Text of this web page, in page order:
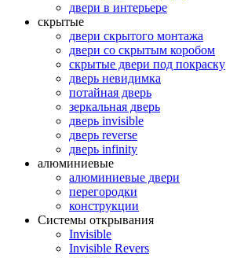
двери в интерьере
скрытые
двери скрытого монтажа
двери со скрытым коробом
скрытые двери под покраску
дверь невидимка
потайная дверь
зеркальная дверь
дверь invisible
дверь reverse
дверь infinity
алюминиевые
алюминиевые двери
перегородки
конструкции
Системы открывания
Invisible
Invisible Revers